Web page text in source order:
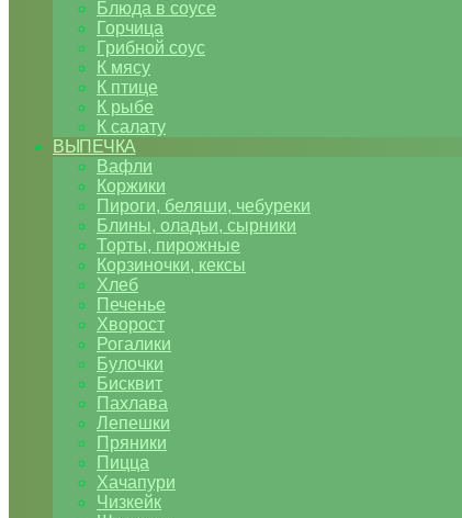
Блюда в соусе
Горчица
Грибной соус
К мясу
К птице
К рыбе
К салату
ВЫПЕЧКА
Вафли
Коржики
Пироги, беляши, чебуреки
Блины, оладьи, сырники
Торты, пирожные
Корзиночки, кексы
Хлеб
Печенье
Хворост
Рогалики
Булочки
Бисквит
Пахлава
Лепешки
Пряники
Пицца
Хачапури
Чизкейк